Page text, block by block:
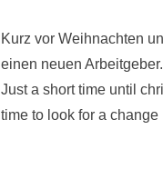
Kurz vor Weihnachten
einen neuen Arbeitgeber.
Just a short time until
time to look for a